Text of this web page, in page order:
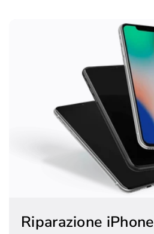
Riparazione iPhone